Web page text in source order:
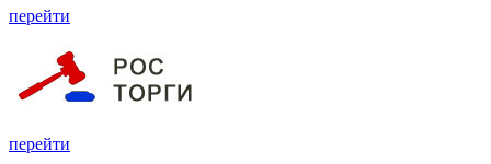
перейти
перейти